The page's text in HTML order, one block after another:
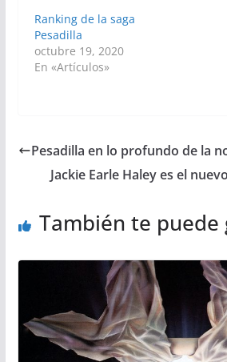
Ranking de la saga
Pesadilla
octubre 19, 2020
En «Artículos»
Pesadilla en lo profundo de la
Jackie Earle Haley es el
También te puede